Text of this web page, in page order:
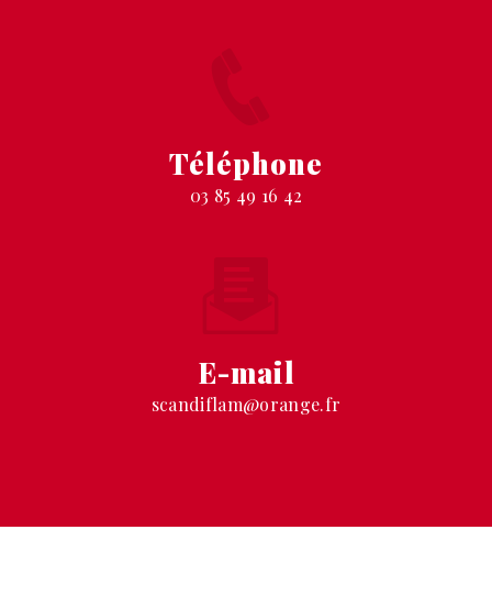
Téléphone
03 85 49 16 42
E-mail
scandiflam@orange.fr